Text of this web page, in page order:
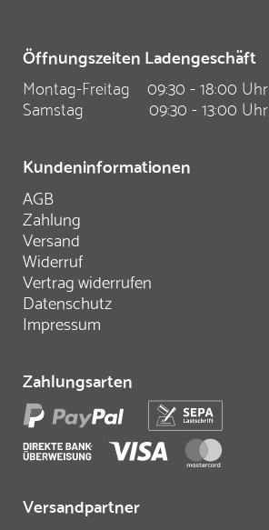
Öffnungszeiten Ladengeschäft
Montag-Freitag
09:30 - 18:00 Uhr
Samstag
09:30 - 13:00 Uhr
Kundeninformationen
AGB
Zahlung
Versand
Widerruf
Vertrag widerrufen
Datenschutz
Impressum
Zahlungsarten
Versandpartner